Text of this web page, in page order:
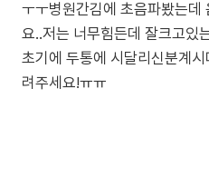
ㅜㅜ병원간김에 초음파봤는데
요..저는 너무힘든데 잘크고있
초기에 두통에 시달리신분계
려주세요!ㅠㅠ